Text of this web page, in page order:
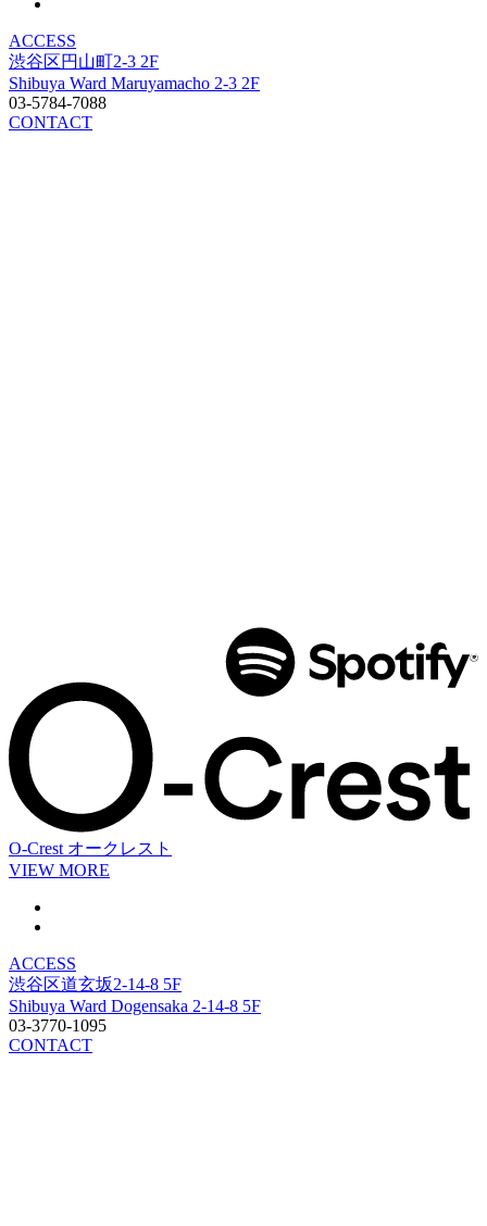
ACCESS
渋谷区円山町2-3 2F
Shibuya Ward Maruyamacho 2-3 2F
03-5784-7088
CONTACT
O-Crest オークレスト
VIEW MORE
ACCESS
渋谷区道玄坂2-14-8 5F
Shibuya Ward Dogensaka 2-14-8 5F
03-3770-1095
CONTACT